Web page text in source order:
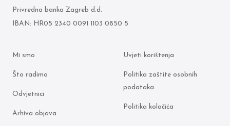
Privredna banka Zagreb d.d.
IBAN: HR05 2340 0091 1103 0850 5
Mi smo
Što radimo
Odvjetnici
Arhiva objava
Uvjeti korištenja
Politika zaštite osobnih
podataka
Politika kolačića